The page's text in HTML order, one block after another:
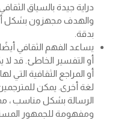
دراية جيدة بالسياق
والهدف مجهزون بشكل
بدقة.
يساعد الفهم الثقافي
أو التفسير الخاطئ. قد لا
أو المراجع الثقافية
لغة أخرى. يمكن
الرسالة بشكل مناسب ،
ومفهومة للجمهور